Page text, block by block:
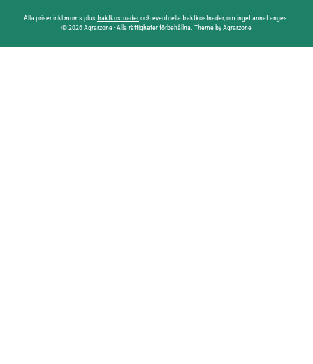
Alla priser inkl moms plus fraktkostnaderoch eventuella fraktkostnader, om inget annat anges.
© 2026 Agrarzone - Alla rättigheter förbehållna. Theme by Agrarzone